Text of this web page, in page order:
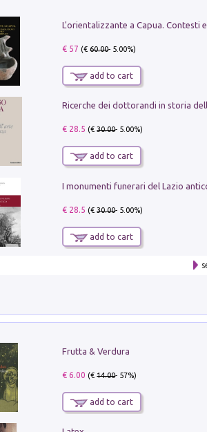
€ 57 (€60.00- 5.00%)
add to cart
€ 28.5 (€30.00- 5.00%)
add to cart
€ 28.5 (€30.00- 5.00%)
add to cart
Frutta & Verdura
€ 6.00 (€14.00- 57%)
add to cart